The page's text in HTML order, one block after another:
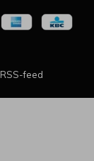
RSS-feed